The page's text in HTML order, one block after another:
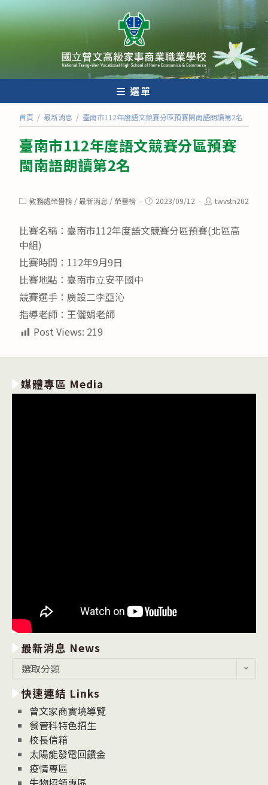
跳
轉
至
內
選單
首頁 / 最新消息 / 臺南市112年度語文競賽分區預賽閩南語朗讀第2名
臺南市112年度語文競賽分區預賽
閩南語朗讀第2名
Post教務處榮譽榜 /最新消息 /榮譽榜
Post2023/09/12
Posttwvstn202
比賽名稱：臺南市112年度語文競賽分區預賽(北區高
中組)
比賽時間：112年9月9日
比賽地點：臺南市立安平國中
競賽選手：廣設二李亞沁
指導老師：王儷娟老師
Post Views: 219
媒體專區 Media
最新消息 News
消
息
News
選取分類
快速連結 Links
曾文家商實境導覽
餐管科特色招生
校長信箱
太陽能發電回饋金
疫情專區